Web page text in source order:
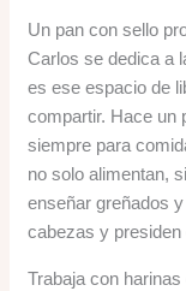
Un pan con sello
Carlos se dedica a
es ese espacio de
compartir. Hace un
siempre para
no solo alimentan,
enseñar greñados
cabezas y
Trabaja con